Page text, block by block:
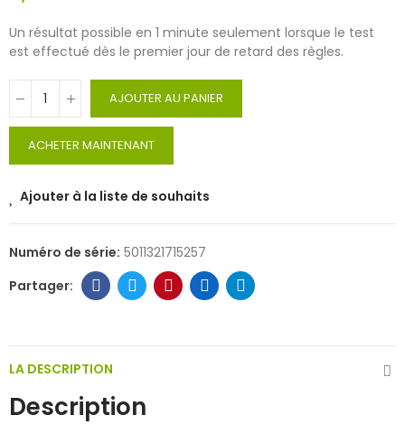
Un résultat possible en 1 minute seulement lorsque le test
est effectué dès le premier jour de retard des règles.
AJOUTER AU PANIER
ACHETER MAINTENANT
Ajouter à la liste de souhaits
Numéro de série: 5011321715257
LA DESCRIPTION
Description